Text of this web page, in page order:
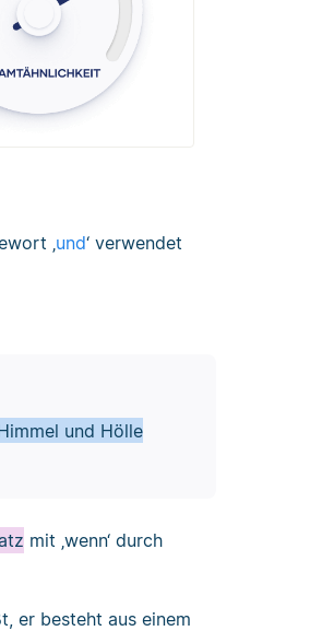
‚und‘ verwendet
und Hölle
mit ‚wenn‘ durch
er besteht aus einem